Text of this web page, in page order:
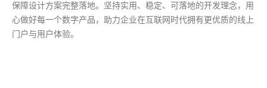
保障设计方案完整落地。坚持实用、稳定、可落地的开发理念，用
心做好每一个数字产品，助力企业在互联网时代拥有更优质的线上
门户与用户体验。